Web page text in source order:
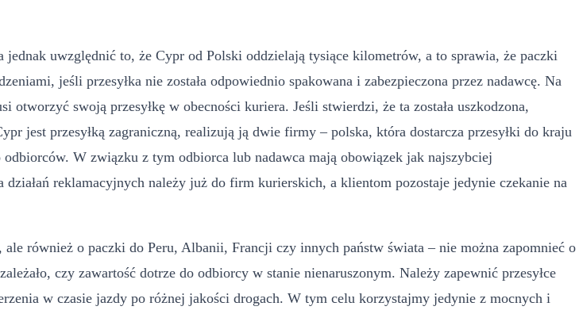
uwzględnić to, że Cypr od Polski oddzielają tysiące kilometrów, a to sprawia, że paczki
jeśli przesyłka nie została odpowiednio spakowana i zabezpieczona przez nadawcę. Na
otworzyć swoją przesyłkę w obecności kuriera. Jeśli stwierdzi, że ta została uszkodzona,
jest przesyłką zagraniczną, realizują ją dwie firmy – polska, która dostarcza przesyłki do kraju
W związku z tym odbiorca lub nadawca mają obowiązek jak najszybciej
reklamacyjnych należy już do firm kurierskich, a klientom pozostaje jedynie czekanie na
również o paczki do Peru, Albanii, Francji czy innych państw świata – nie można zapomnieć o
czy zawartość dotrze do odbiorcy w stanie nienaruszonym. Należy zapewnić przesyłce
w czasie jazdy po różnej jakości drogach. W tym celu korzystajmy jedynie z mocnych i